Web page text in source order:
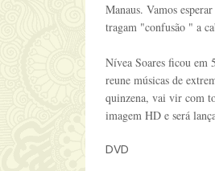
Manaus. Vamos
tragam "confusão " a
Nívea Soares ficou em
reune músicas de
quinzena, vai vir com
imagem HD e será
DVD